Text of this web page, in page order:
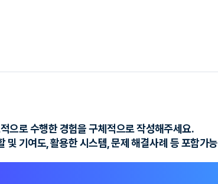
으로 수행한 경험을 구체적으로 작성해주세요.
및 기여도, 활용한 시스템, 문제 해결사례 등 포함가능